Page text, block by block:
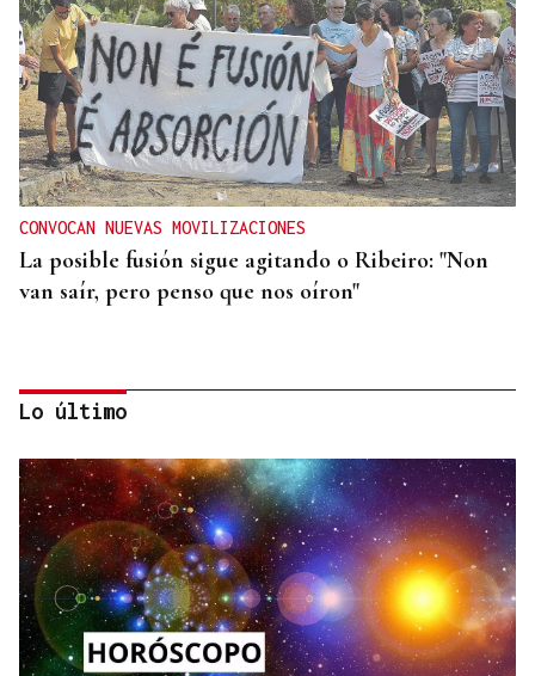
CONVOCAN NUEVAS MOVILIZACIONES
La posible fusión sigue agitando o Ribeiro: "Non
van saír, pero penso que nos oíron"
CARTA COMPLETA
Lo último